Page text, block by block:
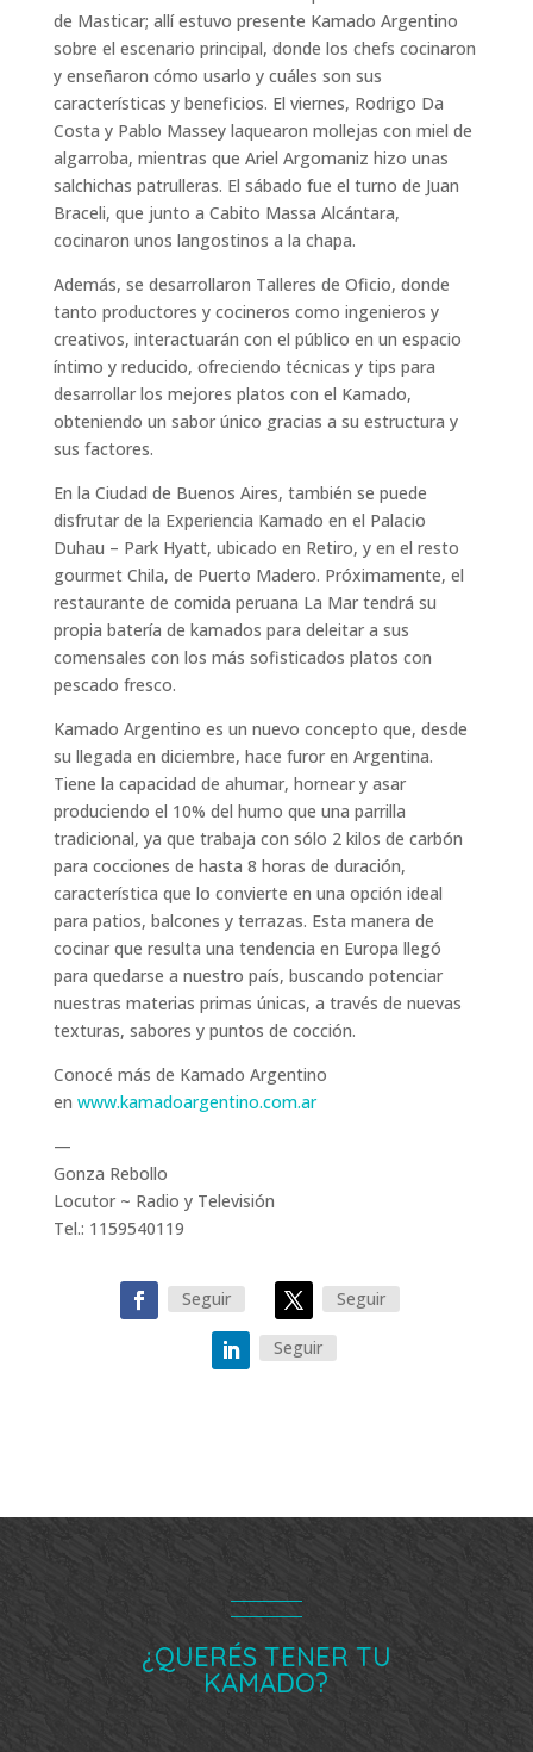
de Masticar; allí estuvo presente Kamado Argentino
sobre el escenario principal, donde los chefs cocinaron
y enseñaron cómo usarlo y cuáles son sus
características y beneficios. El viernes, Rodrigo Da
Costa y Pablo Massey laquearon mollejas con miel de
algarroba, mientras que Ariel Argomaniz hizo unas
salchichas patrulleras. El sábado fue el turno de Juan
Braceli, que junto a Cabito Massa Alcántara,
cocinaron unos langostinos a la chapa.
Además, se desarrollaron Talleres de Oficio, donde
tanto productores y cocineros como ingenieros y
creativos, interactuarán con el público en un espacio
íntimo y reducido, ofreciendo técnicas y tips para
desarrollar los mejores platos con el Kamado,
obteniendo un sabor único gracias a su estructura y
sus factores.
En la Ciudad de Buenos Aires, también se puede
disfrutar de la Experiencia Kamado en el Palacio
Duhau – Park Hyatt, ubicado en Retiro, y en el resto
gourmet Chila, de Puerto Madero. Próximamente, el
restaurante de comida peruana La Mar tendrá su
propia batería de kamados para deleitar a sus
comensales con los más sofisticados platos con
pescado fresco.
Kamado Argentino es un nuevo concepto que, desde
su llegada en diciembre, hace furor en Argentina.
Tiene la capacidad de ahumar, hornear y asar
produciendo el 10% del humo que una parrilla
tradicional, ya que trabaja con sólo 2 kilos de carbón
para cocciones de hasta 8 horas de duración,
característica que lo convierte en una opción ideal
para patios, balcones y terrazas. Esta manera de
cocinar que resulta una tendencia en Europa llegó
para quedarse a nuestro país, buscando potenciar
nuestras materias primas únicas, a través de nuevas
texturas, sabores y puntos de cocción.
Conocé más de Kamado Argentino
en www.kamadoargentino.com.ar
—
Gonza Rebollo
Locutor ~ Radio y Televisión
Tel.: 1159540119
Seguir Seguir
Seguir
¿QUERÉS TENER TU
KAMADO?